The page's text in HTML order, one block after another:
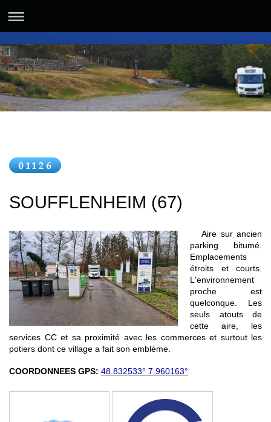
SOUFFLENHEIM (67)
Aire sur ancien
parking bitumé.
Emplacements
étroits et courts.
L'environnement
proche est
quelconque. Les
seuls atouts de
cette aire, les
services CC et sa proximité avec les commerces et surtout les
potiers dont ce village a fait son emblème.
COORDONNEES GPS: 48.832533° 7.960163°